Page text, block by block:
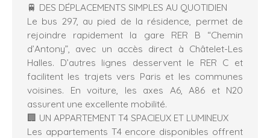
🚆 DES DÉPLACEMENTS SIMPLES AU QUOTIDIEN
Le bus 297, au pied de la résidence, permet de
rejoindre rapidement la gare RER B “Chemin
d’Antony”, avec un accès direct à Châtelet-Les
Halles. D’autres lignes desservent le RER C et
facilitent les trajets vers Paris et les communes
voisines. En voiture, les axes A6, A86 et N20
assurent une excellente mobilité.
🏢 UN APPARTEMENT T4 SPACIEUX ET LUMINEUX
Les appartements T4 encore disponibles offrent